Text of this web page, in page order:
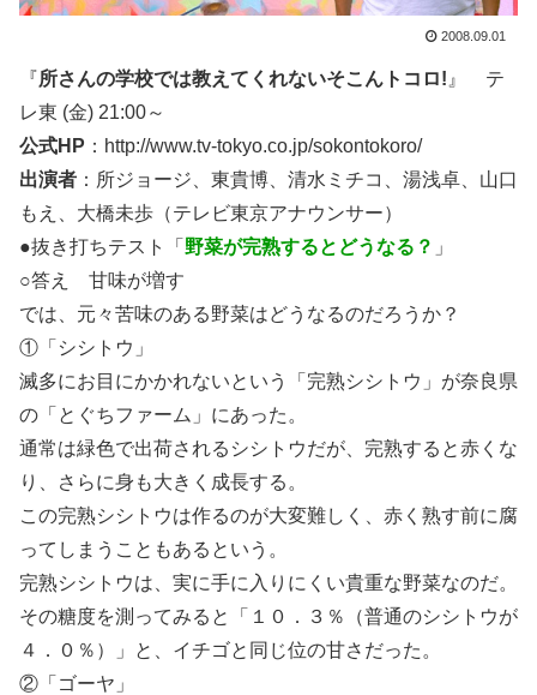
2008.09.01
『所さんの学校では教えてくれないそこんトコロ! 』 テ
レ東 (金) 21:00～
公式HP ：http://www.tv-tokyo.co.jp/sokontokoro/
出演者 ：所ジョージ、東貴博、清水ミチコ、湯浅卓、山口
もえ、大橋未歩（テレビ東京アナウンサー）
●抜き打ちテスト「 野菜が完熟するとどうなる？ 」
○答え 甘味が増す
では、元々苦味のある野菜はどうなるのだろうか？
①「シシトウ」
滅多にお目にかかれないという「完熟シシトウ」が奈良県
の「とぐちファーム」にあった。
通常は緑色で出荷されるシシトウだが、完熟すると赤くな
り、さらに身も大きく成長する。
この完熟シシトウは作るのが大変難しく、赤く熟す前に腐
ってしまうこともあるという。
完熟シシトウは、実に手に入りにくい貴重な野菜なのだ。
その糖度を測ってみると「１０．３％（普通のシシトウが
４．０％）」と、イチゴと同じ位の甘さだった。
②「ゴーヤ」